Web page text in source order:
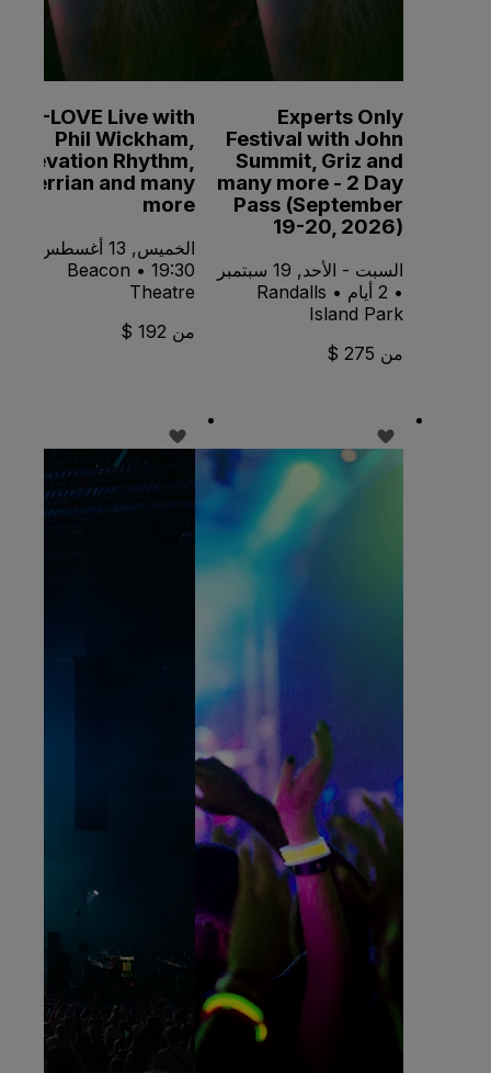
Experts Only
Festival with John
Summit, Griz and
many more - 2 Day
Pass (September
19-20, 2026)
السبت - الأحد, 19 سبتمبر
• 2 أيام • Randalls
Island Park
من 275 $
K-LOVE Live with
Phil Wickham,
Elevation Rhythm,
Terrian and many
more
الخميس, 13 أغسطس •
19:30 • Beacon
Theatre
من 192 $